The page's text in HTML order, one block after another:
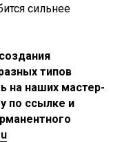
сильнее
типов
на наших мастер-
по ссылке и